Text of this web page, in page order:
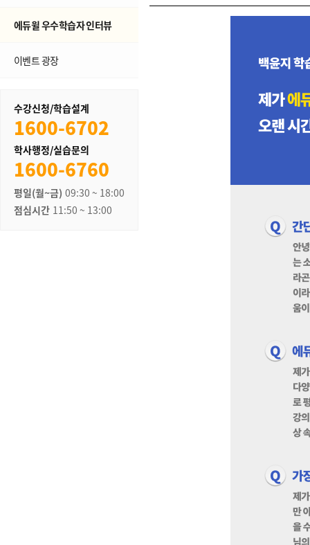
에듀윌 우수학습자 인터뷰
이벤트 광장
수강신청/학습설계
1600-6702
학사행정/실습문의
1600-6760
평일(월~금) 09:30 ~ 18:00
점심시간 11:50 ~ 13:00